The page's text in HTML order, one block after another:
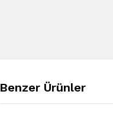
Benzer Ürünler